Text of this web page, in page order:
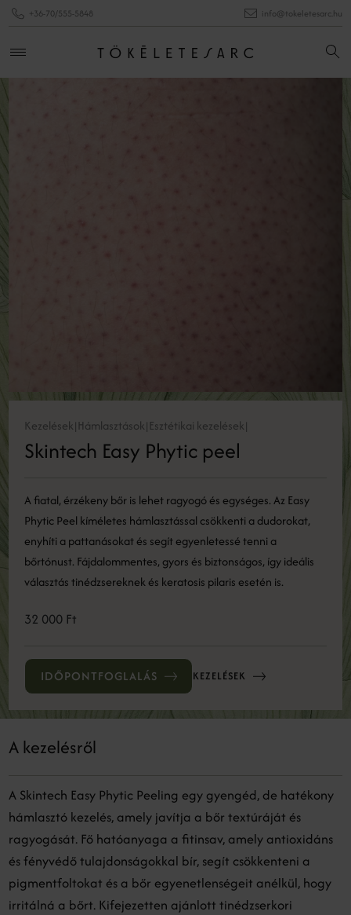
+36-70/555-5848 info@tokeletesarc.hu
Kezelések|Hámlasztások|Esztétikai kezelések|
Skintech Easy Phytic peel
A fiatal, érzékeny bőr is lehet ragyogó és egységes. Az Easy
Phytic Peel kíméletes hámlasztással csökkenti a dudorokat,
enyhíti a pattanásokat és segít egyenletessé tenni a
bőrtónust. Fájdalommentes, gyors és biztonságos, így ideális
választás tinédzsereknek és keratosis pilaris esetén is.
32 000 Ft
IDŐPONTFOGLALÁS KEZELÉSEK
A kezelésről
A Skintech Easy Phytic Peeling egy gyengéd, de hatékony
hámlasztó kezelés, amely javítja a bőr textúráját és
ragyogását. Fő hatóanyaga a fitinsav, amely antioxidáns
és fényvédő tulajdonságokkal bír, segít csökkenteni a
pigmentfoltokat és a bőr egyenetlenségeit anélkül, hogy
irritálná a bőrt. Kifejezetten ajánlott tinédzserkori